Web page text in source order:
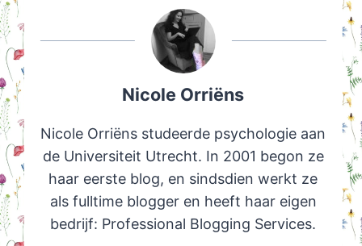
Nicole Orriëns
Nicole Orriëns studeerde psychologie aan
de Universiteit Utrecht. In 2001 begon ze
haar eerste blog, en sindsdien werkt ze
als fulltime blogger en heeft haar eigen
bedrijf: Professional Blogging Services.